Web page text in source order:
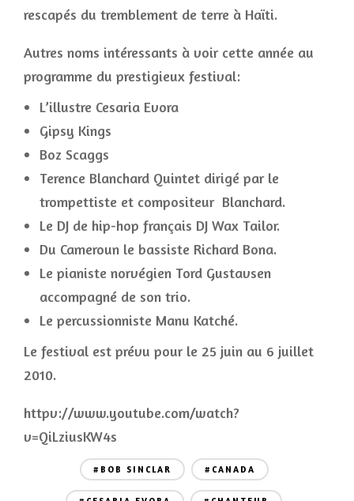
rescapés du tremblement de terre à Haïti.
Autres noms intéressants à voir cette année au
programme du prestigieux festival:
L’illustre Cesaria Evora
Gipsy Kings
Boz Scaggs
Terence Blanchard Quintet dirigé par le
trompettiste et compositeur Blanchard.
Le DJ de hip-hop français DJ Wax Tailor.
Du Cameroun le bassiste Richard Bona.
Le pianiste norvégien Tord Gustavsen
accompagné de son trio.
Le percussionniste Manu Katché.
Le festival est prévu pour le 25 juin au 6 juillet
2010.
httpv://www.youtube.com/watch?
v=QiLziusKW4s
#BOB SINCLAR #CANADA